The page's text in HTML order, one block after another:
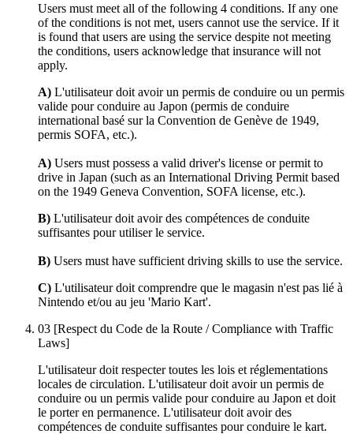
Users must meet all of the following 4 conditions. If any one
of the conditions is not met, users cannot use the service. If it
is found that users are using the service despite not meeting
the conditions, users acknowledge that insurance will not
apply.
A) L'utilisateur doit avoir un permis de conduire ou un permis
valide pour conduire au Japon (permis de conduire
international basé sur la Convention de Genève de 1949,
permis SOFA, etc.).
A) Users must possess a valid driver's license or permit to
drive in Japan (such as an International Driving Permit based
on the 1949 Geneva Convention, SOFA license, etc.).
B) L'utilisateur doit avoir des compétences de conduite
suffisantes pour utiliser le service.
B) Users must have sufficient driving skills to use the service.
C) L'utilisateur doit comprendre que le magasin n'est pas lié à
Nintendo et/ou au jeu 'Mario Kart'.
03 [Respect du Code de la Route / Compliance with Traffic
Laws]
L'utilisateur doit respecter toutes les lois et réglementations
locales de circulation. L'utilisateur doit avoir un permis de
conduire ou un permis valide pour conduire au Japon et doit
le porter en permanence. L'utilisateur doit avoir des
compétences de conduite suffisantes pour conduire le kart.